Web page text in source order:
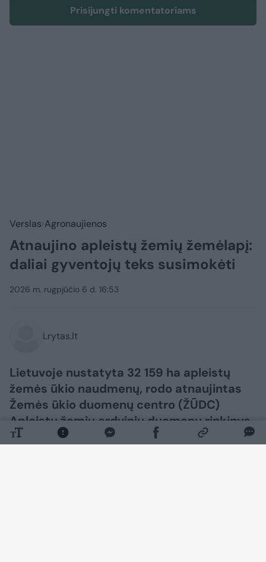
Prisijungti komentatoriams
Verslas Agronaujienos
Atnaujino apleistų žemių žemėlapį:
daliai gyventojų teks susimokėti
2026 m. rugpjūčio 6 d. 16:53
Lrytas.lt
Lietuvoje nustatyta 32 159 ha apleistų
žemės ūkio naudmenų, rodo atnaujintas
Žemės ūkio duomenų centro (ŽŪDC)
Apleistų žemių erdvinių duomenų rinkinys.